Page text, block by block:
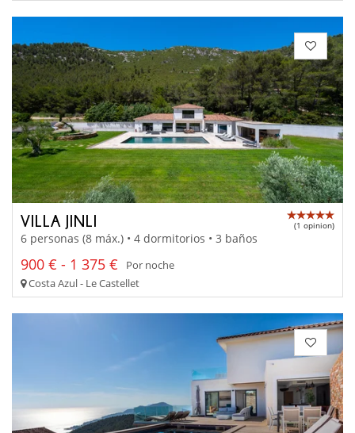
VILLA JINLI (1 opinion)
6 personas (8 máx.) • 4 dormitorios • 3 baños
900 € - 1 375 €
Por noche
Costa Azul - Le Castellet